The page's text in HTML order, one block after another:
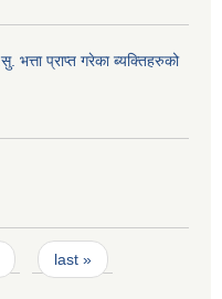
प्राप्त गरेका ब्यक्तिहरुको
last »